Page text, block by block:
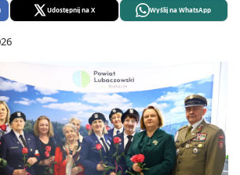
Udostępnij na X Wyślij na WhatsApp